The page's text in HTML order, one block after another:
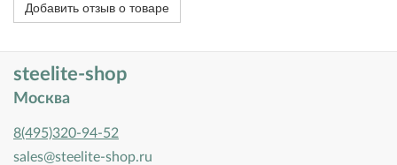
Добавить отзыв о товаре
steelite-shop
Москва
8(495)320-94-52
sales@steelite-shop.ru